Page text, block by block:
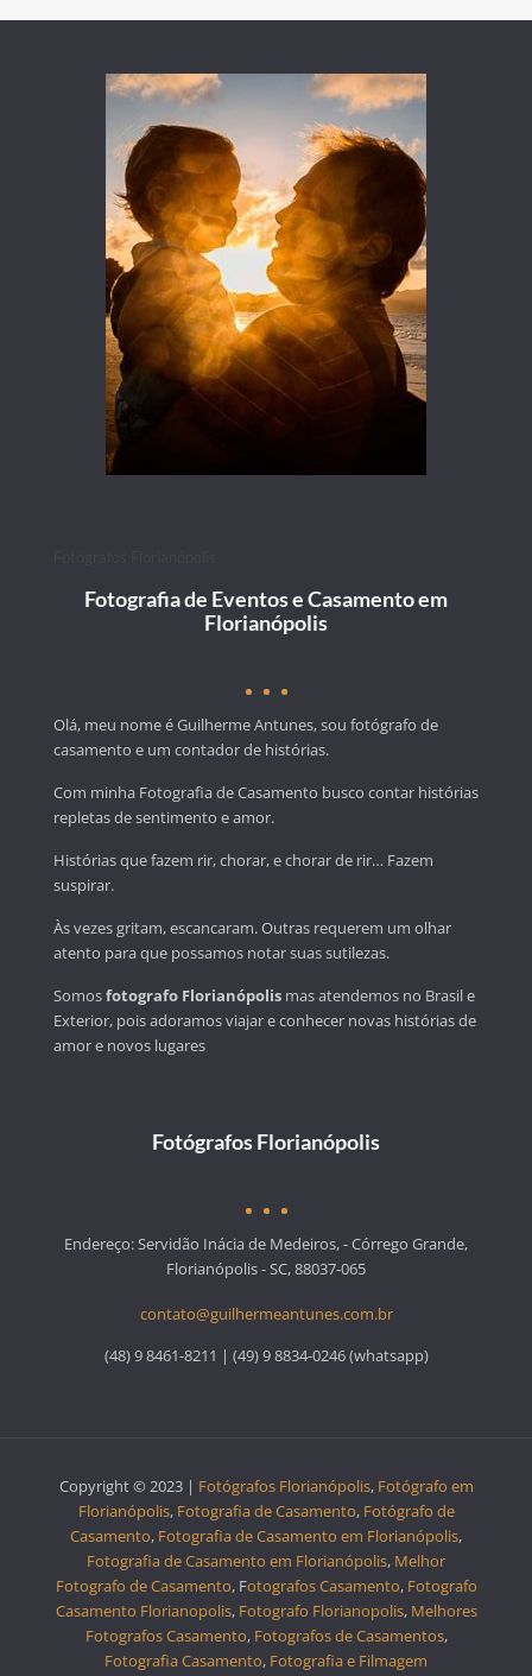
Fotografia de Eventos e Casamento em
Florianópolis
Olá, meu nome é Guilherme Antunes, sou fotógrafo de
casamento e um contador de histórias.
Com minha Fotografia de Casamento busco contar histórias
repletas de sentimento e amor.
Histórias que fazem rir, chorar, e chorar de rir… Fazem
suspirar.
Às vezes gritam, escancaram. Outras requerem um olhar
atento para que possamos notar suas sutilezas.
Somosfotografo Florianópolis mas atendemos no Brasil e
Exterior, pois adoramos viajar e conhecer novas histórias de
amor e novos lugares
Fotógrafos Florianópolis
Endereço: Servidão Inácia de Medeiros, - Córrego Grande,
Florianópolis - SC, 88037-065
contato@guilhermeantunes.com.br
(48) 9 8461-8211 | (49) 9 8834-0246 (whatsapp)
Copyright © 2023 | Fotógrafos Florianópolis, Fotógrafo em
Florianópolis, Fotografia de Casamento, Fotógrafo de
Casamento, Fotografia de Casamento em Florianópolis,
Fotografia de Casamento em Florianópolis, Melhor
Fotografo de Casamento, Fotografos Casamento, Fotografo
Casamento Florianopolis, Fotografo Florianopolis, Melhores
Fotografos Casamento, Fotografos de Casamentos,
Fotografia Casamento, Fotografia e Filmagem